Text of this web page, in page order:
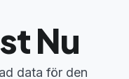
Nu
data för den